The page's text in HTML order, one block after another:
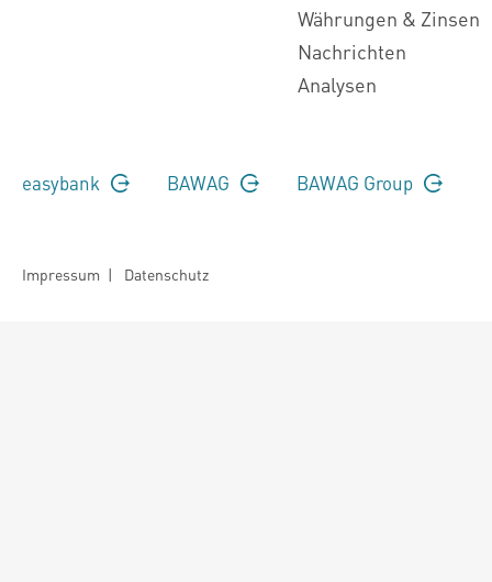
Währungen & Zinsen
Nachrichten
Analysen
easybank BAWAG BAWAG Group
Impressum | Datenschutz